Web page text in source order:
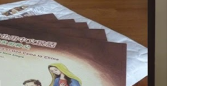
避靜」—【逾越
的智慧】：完美
的喜樂